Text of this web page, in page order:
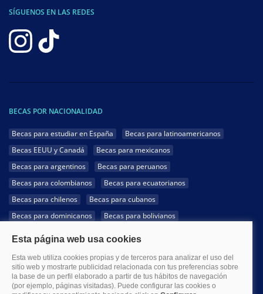
SÍGUENOS EN LAS REDES
BECAS POR NACIONALIDAD
Becas para estudiar en España
Becas para latinoamericanos
Becas EEUU y Canadá
Becas para mexicanos
Becas para argentinos
Becas para peruanos
Becas para colombianos
Becas para ecuatorianos
Becas para chilenos
Becas para cubanos
Becas para dominicanos
Becas para bolivianos
Becas para hondureños
Becas para paraguayos
Becas para uruguayos
Becas para salvadoreños